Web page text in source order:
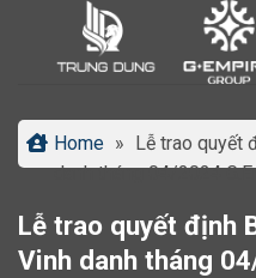
Home » Lễ trao quyết
danh tháng 04/2024
Lễ trao quyết định
Vinh danh tháng